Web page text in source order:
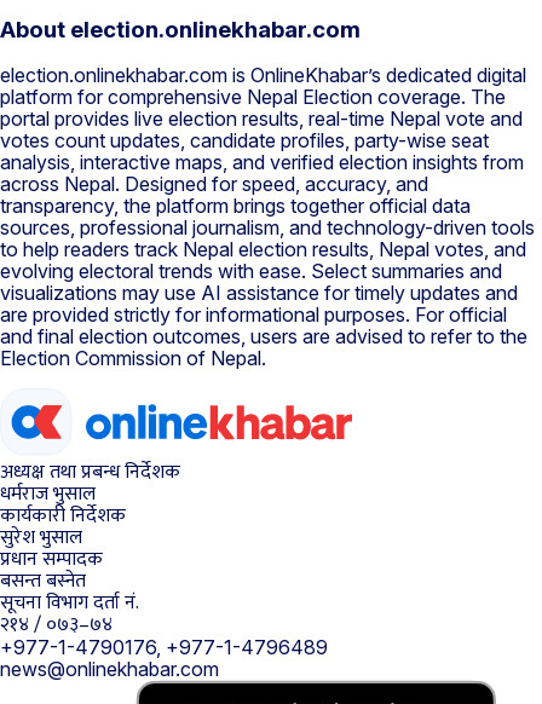
About election.onlinekhabar.com
election.onlinekhabar.com is OnlineKhabar’s dedicated digital
platform for comprehensive Nepal Election coverage. The
portal provides live election results, real-time Nepal vote and
votes count updates, candidate profiles, party-wise seat
analysis, interactive maps, and verified election insights from
across Nepal. Designed for speed, accuracy, and
transparency, the platform brings together official data
sources, professional journalism, and technology-driven tools
to help readers track Nepal election results, Nepal votes, and
evolving electoral trends with ease. Select summaries and
visualizations may use AI assistance for timely updates and
are provided strictly for informational purposes. For official
and final election outcomes, users are advised to refer to the
Election Commission of Nepal.
अध्यक्ष तथा प्रबन्ध निर्देशक
धर्मराज भुसाल
कार्यकारी निर्देशक
सुरेश भुसाल
प्रधान सम्पादक
बसन्त बस्नेत
सूचना विभाग दर्ता नं.
२१४ / ०७३–७४
+977-1-4790176, +977-1-4796489
news@onlinekhabar.com